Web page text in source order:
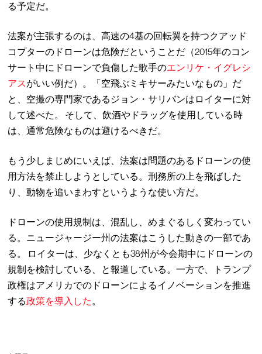
る予定だ。
法案が主張するのは、高速の4基の回転翼を持つクアッド
コプターのドローンは危険だということだ（2015年のコン
サート中にドローンで負傷した歌手のエンリケ・イグレシ
アスがいい例だ）。「空飛ぶミキサーみたいなもの」だ
と、空撮の専門家であるジョン・サリバンはロイターに対
して述べた。 そして、飲酒やドラッグを使用している時
は、通常危険なものは避けるべきだ。
もう少しまじめにいえば、法案は問題のあるドローンの使
用方法を禁止しようとしている。刑務所の上を飛ばした
り、動物を追いまわすというような使い方だ。
ドローンの使用規制は、混乱し、めまぐるしく変わってい
る。ニュージャージー州の法案はこうした動きの一部であ
る。 ロイターは、少なくとも38州が今会期中にドローンの
規制を検討している、と報道している。一方で、トランプ
政権はアメリカでのドローンによるイノベーションを推進
する政策を導入した 。